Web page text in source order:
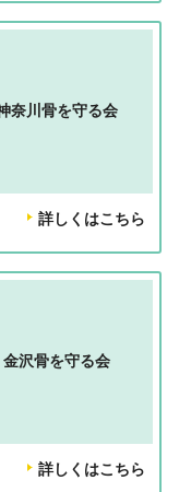
奈川骨を守る会
詳しくはこちら
金沢骨を守る会
詳しくはこちら